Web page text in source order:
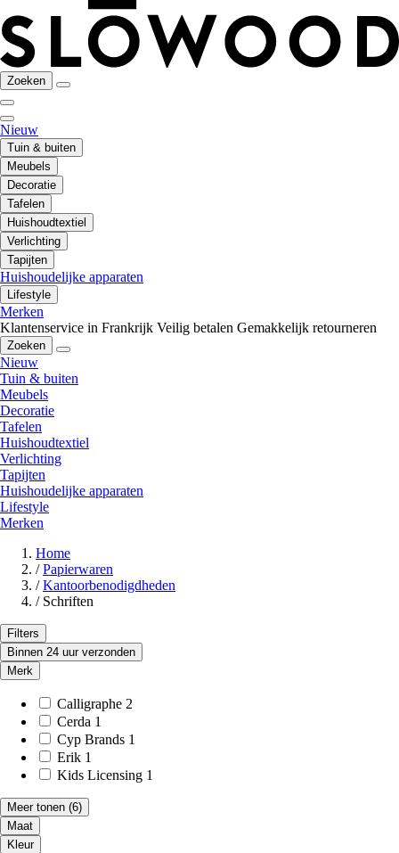
Zoeken
Nieuw
Tuin & buiten
Meubels
Decoratie
Tafelen
Huishoudtextiel
Verlichting
Tapijten
Huishoudelijke apparaten
Lifestyle
Merken
Klantenservice in Frankrijk Veilig betalen Gemakkelijk retourneren
Zoeken
Nieuw
Tuin & buiten
Meubels
Decoratie
Tafelen
Huishoudtextiel
Verlichting
Tapijten
Huishoudelijke apparaten
Lifestyle
Merken
Home
/ Papierwaren
/ Kantoorbenodigdheden
/ Schriften
Filters
Binnen 24 uur verzonden
Merk
Calligraphe 2
Cerda 1
Cyp Brands 1
Erik 1
Kids Licensing 1
Meer tonen (6)
Maat
Kleur